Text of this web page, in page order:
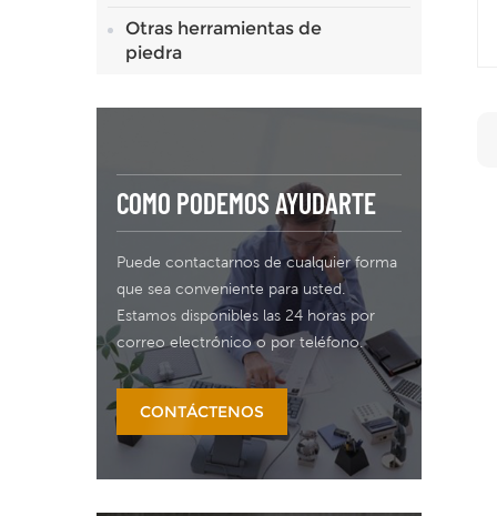
Otras herramientas de
piedra
COMO PODEMOS AYUDARTE
Puede contactarnos de cualquier forma
que sea conveniente para usted.
Estamos disponibles las 24 horas por
correo electrónico o por teléfono.
CONTÁCTENOS